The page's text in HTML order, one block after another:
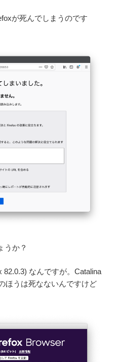
が死んでしまうのです
うか？
82.0.3) なんですが。Catalina
ほうは死なないんですけど